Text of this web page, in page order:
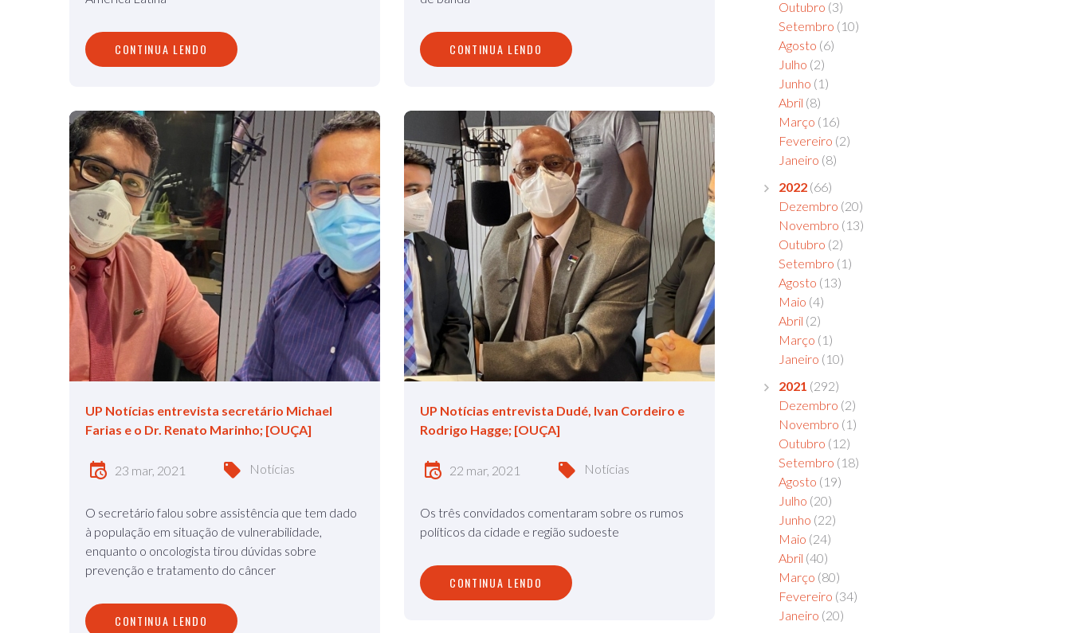
CONTINUA LENDO CONTINUA LENDO
UP Notícias entrevista secretário Michael
Farias e o Dr. Renato Marinho; [OUÇA]
23 mar, 2021 Notícias
O secretário falou sobre assistência que tem dado
à população em situação de vulnerabilidade,
enquanto o oncologista tirou dúvidas sobre
prevenção e tratamento do câncer
CONTINUA LENDO
UP Notícias entrevista Dudé, Ivan Cordeiro e
Rodrigo Hagge; [OUÇA]
22 mar, 2021 Notícias
Os três convidados comentaram sobre os rumos
políticos da cidade e região sudoeste
CONTINUA LENDO
Outubro (3)
Setembro (10)
Agosto (6)
Julho (2)
Junho (1)
Abril (8)
Março (16)
Fevereiro (2)
Janeiro (8)
2022 (66)
Dezembro (20)
Novembro (13)
Outubro (2)
Setembro (1)
Agosto (13)
Maio (4)
Abril (2)
Março (1)
Janeiro (10)
2021 (292)
Dezembro (2)
Novembro (1)
Outubro (12)
Setembro (18)
Agosto (19)
Julho (20)
Junho (22)
Maio (24)
Abril (40)
Março (80)
Fevereiro (34)
Janeiro (20)